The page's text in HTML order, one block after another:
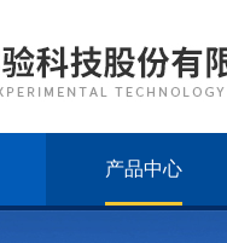
产品中心